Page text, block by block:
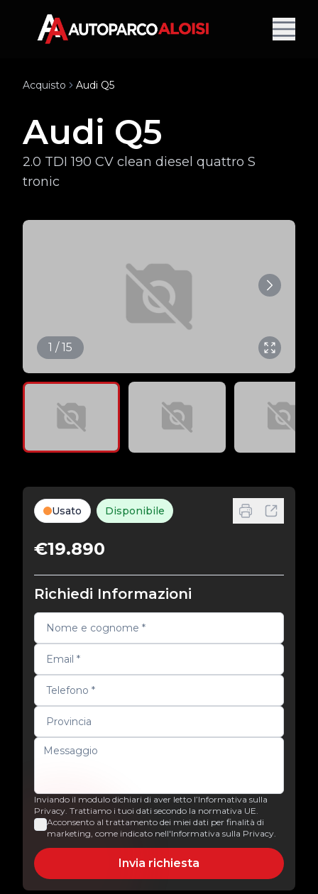
Acquisto Audi Q5
Audi Q5
2.0 TDI 190 CV clean diesel quattro S
tronic
1 / 15
Usato Disponibile
€19.890
Richiedi Informazioni
Inviando il modulo dichiari di aver letto l’Informativa sulla
Privacy. Trattiamo i tuoi dati secondo la normativa UE.
Acconsento al trattamento dei miei dati per finalità di
marketing, come indicato nell'Informativa sulla Privacy.
Invia richiesta